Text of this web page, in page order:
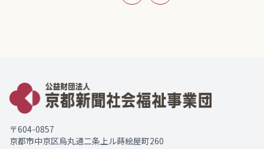
〒604-0857
京都市中京区烏丸通二条上ル蒔絵屋町260